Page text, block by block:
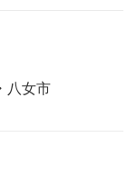
八女市